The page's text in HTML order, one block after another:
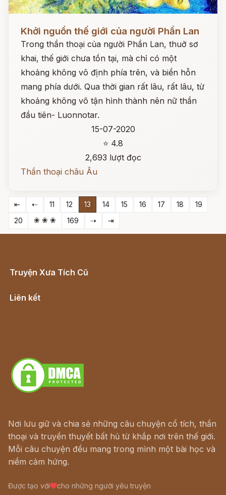
Khởi nguồn thế giới của người Phần Lan
Trong thần thoại của người Phần Lan, thuở sơ
khai, thế giới chưa tồn tại, mà chỉ có một
khoảng không vô định phía trên, và biển hỗn
mang phía dưới. Qua thời gian rất lâu, rất lâu, từ
khoảng không vô tận hình thành nên nữ thần
đầu tiên- Luonnotar.
15-07-2020
⭐ 4.8
2,693 lượt đọc
Thần thoại châu Âu
⇤ ⇠ 11 12 13 14 15 16 17 18
19
20
❀ ❀ ❀ 169 ⇢ ⇥
Truyện Xưa Tích Cũ
Liên kết
Nơi lưu giữ và chia sẻ những câu chuyện cổ tích, thần
thoại và truyền thuyết bất hủ từ khắp nơi trên thế giới.
Mỗi câu chuyện đều mang trong mình một bài học và
niềm cảm hứng.
Được tạo với cho những người yêu truyện